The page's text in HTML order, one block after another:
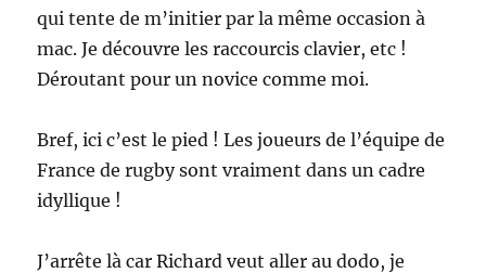
qui tente de m’initier par la même occasion à
mac. Je découvre les raccourcis clavier, etc !
Déroutant pour un novice comme moi.
Bref, ici c’est le pied ! Les joueurs de l’équipe de
France de rugby sont vraiment dans un cadre
idyllique !
J’arrête là car Richard veut aller au dodo, je